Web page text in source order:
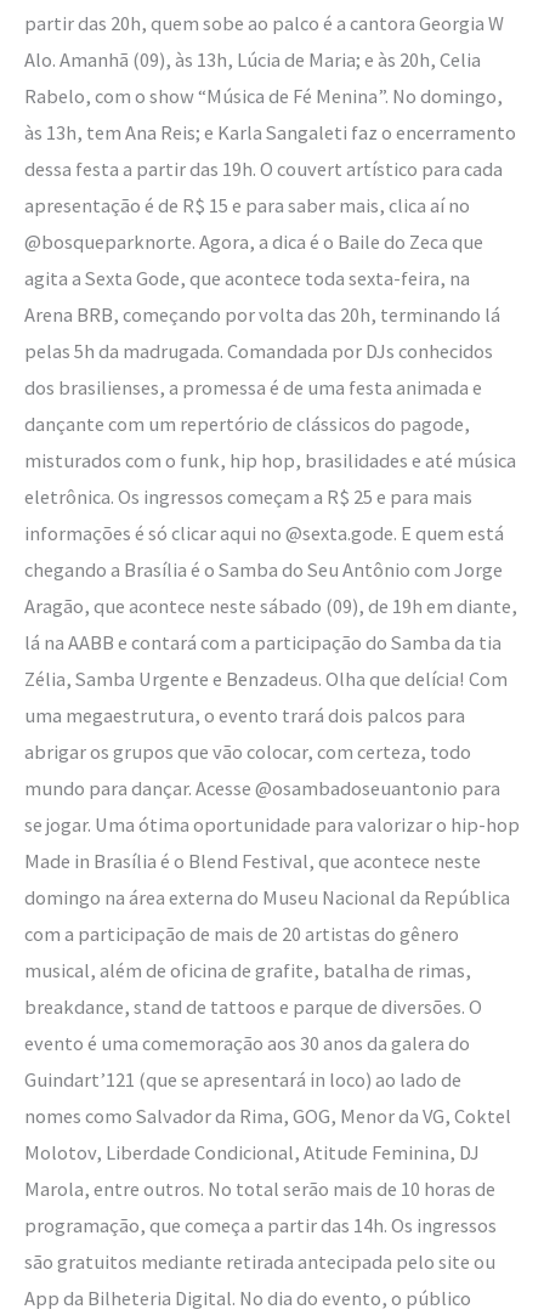
partir das 20h, quem sobe ao palco é a cantora Georgia W
Alo. Amanhã (09), às 13h, Lúcia de Maria; e às 20h, Celia
Rabelo, com o show “Música de Fé Menina”. No domingo,
às 13h, tem Ana Reis; e Karla Sangaleti faz o encerramento
dessa festa a partir das 19h. O couvert artístico para cada
apresentação é de R$ 15 e para saber mais, clica aí no
@bosqueparknorte. Agora, a dica é o Baile do Zeca que
agita a Sexta Gode, que acontece toda sexta-feira, na
Arena BRB, começando por volta das 20h, terminando lá
pelas 5h da madrugada. Comandada por DJs conhecidos
dos brasilienses, a promessa é de uma festa animada e
dançante com um repertório de clássicos do pagode,
misturados com o funk, hip hop, brasilidades e até música
eletrônica. Os ingressos começam a R$ 25 e para mais
informações é só clicar aqui no @sexta.gode. E quem está
chegando a Brasília é o Samba do Seu Antônio com Jorge
Aragão, que acontece neste sábado (09), de 19h em diante,
lá na AABB e contará com a participação do Samba da tia
Zélia, Samba Urgente e Benzadeus. Olha que delícia! Com
uma megaestrutura, o evento trará dois palcos para
abrigar os grupos que vão colocar, com certeza, todo
mundo para dançar. Acesse @osambadoseuantonio para
se jogar. Uma ótima oportunidade para valorizar o hip-hop
Made in Brasília é o Blend Festival, que acontece neste
domingo na área externa do Museu Nacional da República
com a participação de mais de 20 artistas do gênero
musical, além de oficina de grafite, batalha de rimas,
breakdance, stand de tattoos e parque de diversões. O
evento é uma comemoração aos 30 anos da galera do
Guindart’121 (que se apresentará in loco) ao lado de
nomes como Salvador da Rima, GOG, Menor da VG, Coktel
Molotov, Liberdade Condicional, Atitude Feminina, DJ
Marola, entre outros. No total serão mais de 10 horas de
programação, que começa a partir das 14h. Os ingressos
são gratuitos mediante retirada antecipada pelo site ou
App da Bilheteria Digital. No dia do evento, o público